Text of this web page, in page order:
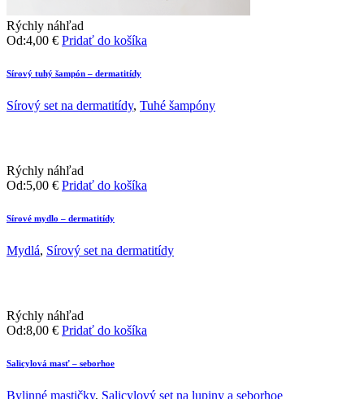
Rýchly náhľad
Od:4,00 € Pridať do košíka
Sírový tuhý šampón – dermatitídy
Sírový set na dermatitídy, Tuhé šampóny
Rýchly náhľad
Od:5,00 € Pridať do košíka
Sírové mydlo – dermatitídy
Mydlá, Sírový set na dermatitídy
Rýchly náhľad
Od:8,00 € Pridať do košíka
Salicylová masť – seborhoe
Bylinné mastičky, Salicylový set na lupiny a seborhoe